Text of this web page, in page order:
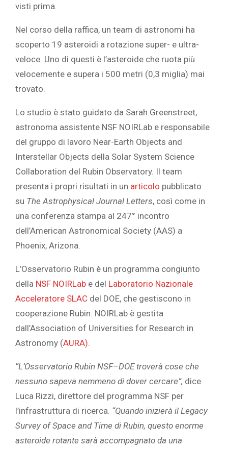
visti prima.
Nel corso della raffica, un team di astronomi ha
scoperto 19 asteroidi a rotazione super- e ultra-
veloce. Uno di questi è l’asteroide che ruota più
velocemente e supera i 500 metri (0,3 miglia) mai
trovato.
Lo studio è stato guidato da Sarah Greenstreet,
astronoma assistente NSF NOIRLab e responsabile
del gruppo di lavoro Near-Earth Objects and
Interstellar Objects della Solar System Science
Collaboration del Rubin Observatory. Il team
presenta i propri risultati in un articolo pubblicato
su The Astrophysical Journal Letters, così come in
una conferenza stampa al 247° incontro
dell’American Astronomical Society (AAS) a
Phoenix, Arizona.
L’Osservatorio Rubin è un programma congiunto
della NSF NOIRLab e del Laboratorio Nazionale
Acceleratore SLAC del DOE, che gestiscono in
cooperazione Rubin. NOIRLab è gestita
dall’Association of Universities for Research in
Astronomy (AURA).
“L’Osservatorio Rubin NSF–DOE troverà cose che
nessuno sapeva nemmeno di dover cercare”, dice
Luca Rizzi, direttore del programma NSF per
l’infrastruttura di ricerca. “Quando inizierà il Legacy
Survey of Space and Time di Rubin, questo enorme
asteroide rotante sarà accompagnato da una